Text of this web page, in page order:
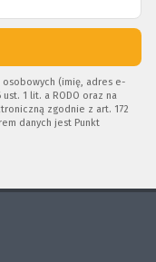
osobowych (imię, adres e-
1 lit. a RODO oraz na
zgodnie z art. 172
danych jest Punkt